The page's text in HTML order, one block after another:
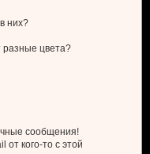
них?
разные цвета?
сообщения!
кого-то с этой